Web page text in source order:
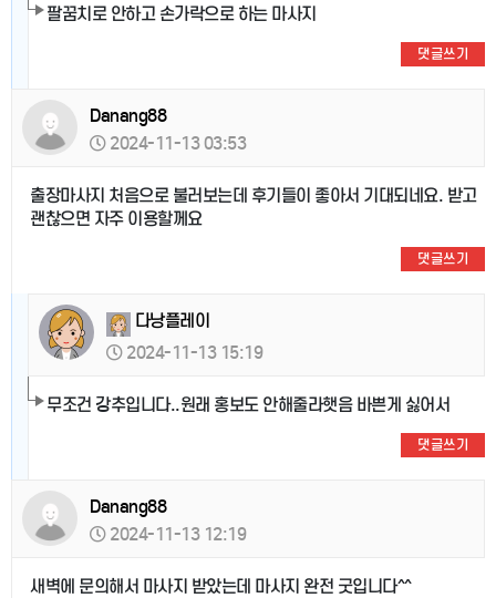
팔꿈치로 안하고 손가락으로 하는 마사지
댓글쓰기
Danang88
2024-11-13 03:53
출장마사지 처음으로 불러보는데 후기들이 좋아서 기대되네요. 받고
괜찮으면 자주 이용할께요
댓글쓰기
다낭플레이
2024-11-13 15:19
무조건 강추입니다..원래 홍보도 안해줄라햇음 바쁜게 싫어서
댓글쓰기
Danang88
2024-11-13 12:19
새벽에 문의해서 마사지 받았는데 마사지 완전 굿입니다^^